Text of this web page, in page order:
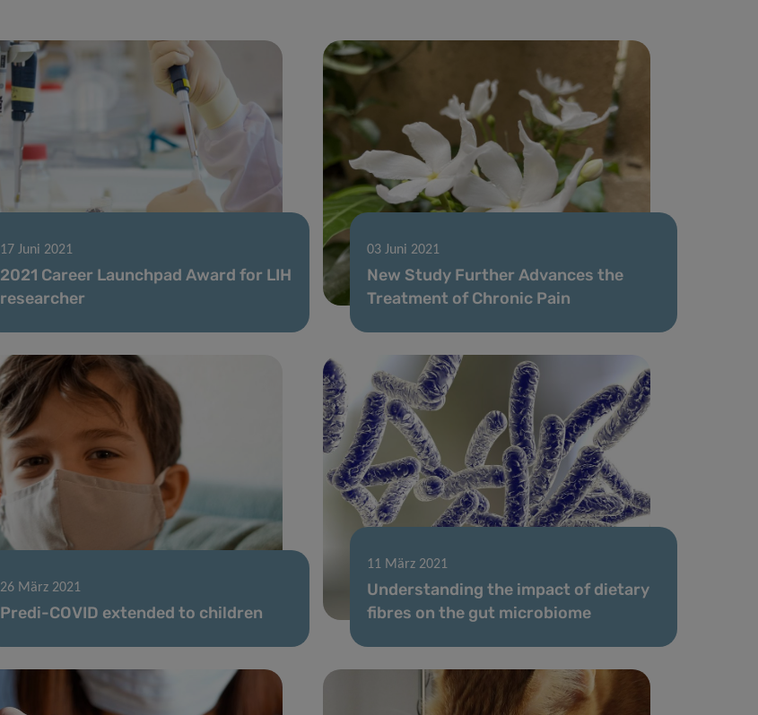
17 Juni 2021
2021 Career Launchpad Award for LIH
researcher
03 Juni 2021
New Study Further Advances the
Treatment of Chronic Pain
26 März 2021
Predi-COVID extended to children
11 März 2021
Understanding the impact of dietary
fibres on the gut microbiome